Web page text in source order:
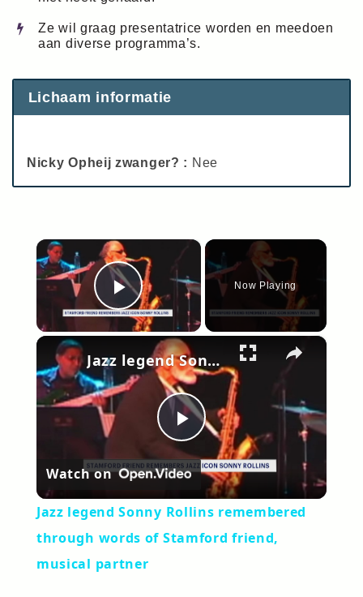
Ze wil graag presentatrice worden en meedoen
aan diverse programma’s.
Lichaam informatie
Nicky Opheij zwanger? : Nee
×
Play Video
Now Playing
×
Play
Video
Jazz legend Sonny Rollins remembered through words of Stamford friend, musical partner
Watch on
Jazz legend Sonny Rollins remembered
through words of Stamford friend,
musical partner